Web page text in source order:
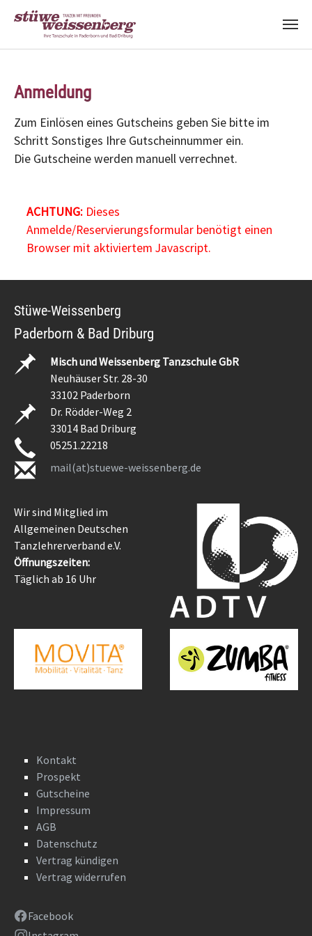
Anmeldung
Zum Einlösen eines Gutscheins geben Sie bitte im
Schritt Sonstiges Ihre Gutscheinnummer ein.
Die Gutscheine werden manuell verrechnet.
ACHTUNG:Dieses
Anmelde/Reservierungsformular benötigt einen
Browser mit aktiviertem Javascript.
Stüwe-Weissenberg
Paderborn & Bad Driburg
Misch und Weissenberg Tanzschule GbR
Neuhäuser Str. 28-30
33102 Paderborn
Dr. Rödder-Weg 2
33014 Bad Driburg
05251.22218
mail(at)stuewe-weissenberg.de
Wir sind Mitglied im
Allgemeinen Deutschen
Tanzlehrerverband e.V.
Öffnungszeiten:
Täglich ab 16 Uhr
Kontakt
Prospekt
Gutscheine
Impressum
AGB
Datenschutz
Vertrag kündigen
Vertrag widerrufen
Facebook